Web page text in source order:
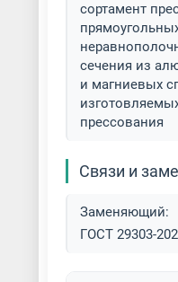
сортамент
сечения из
и магниевых
прессования
Связи и
Заменяющий:
ГОСТ 29303-